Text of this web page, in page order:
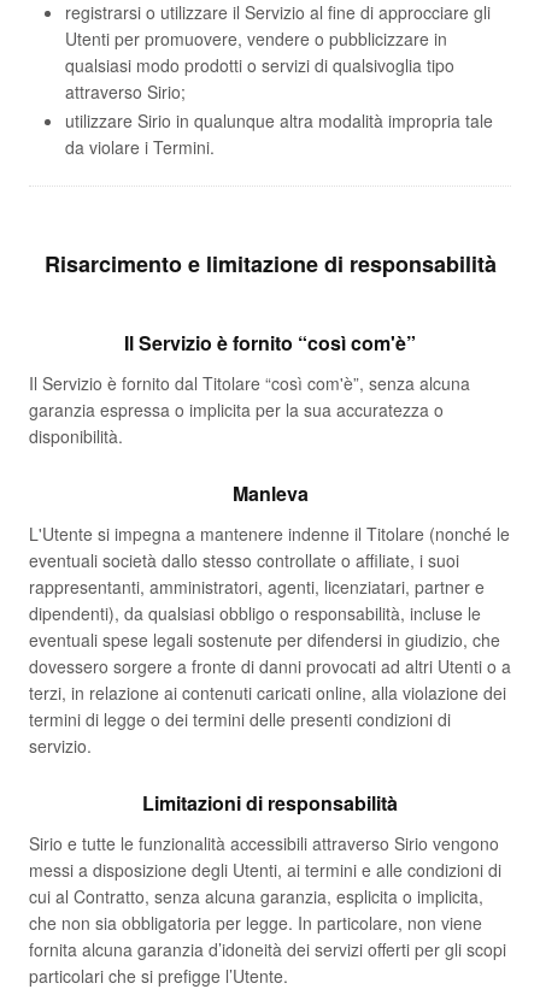
registrarsi o utilizzare il Servizio al fine di approcciare gli
Utenti per promuovere, vendere o pubblicizzare in
qualsiasi modo prodotti o servizi di qualsivoglia tipo
attraverso Sirio;
utilizzare Sirio in qualunque altra modalità impropria tale
da violare i Termini.
Risarcimento e limitazione di responsabilità
Il Servizio è fornito “così com'è”
Il Servizio è fornito dal Titolare “così com'è”, senza alcuna
garanzia espressa o implicita per la sua accuratezza o
disponibilità.
Manleva
L'Utente si impegna a mantenere indenne il Titolare (nonché le
eventuali società dallo stesso controllate o affiliate, i suoi
rappresentanti, amministratori, agenti, licenziatari, partner e
dipendenti), da qualsiasi obbligo o responsabilità, incluse le
eventuali spese legali sostenute per difendersi in giudizio, che
dovessero sorgere a fronte di danni provocati ad altri Utenti o a
terzi, in relazione ai contenuti caricati online, alla violazione dei
termini di legge o dei termini delle presenti condizioni di
servizio.
Limitazioni di responsabilità
Sirio e tutte le funzionalità accessibili attraverso Sirio vengono
messi a disposizione degli Utenti, ai termini e alle condizioni di
cui al Contratto, senza alcuna garanzia, esplicita o implicita,
che non sia obbligatoria per legge. In particolare, non viene
fornita alcuna garanzia d’idoneità dei servizi offerti per gli scopi
particolari che si prefigge l’Utente.